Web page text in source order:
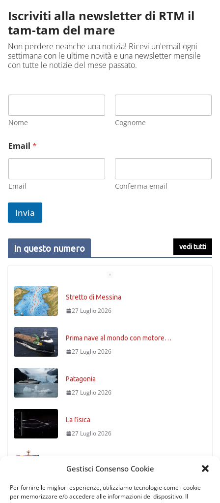
Gestisci Consenso Cookie
Per fornire le migliori esperienze, utilizziamo tecnologie come i cookie
per memorizzare e/o accedere alle informazioni del dispositivo. Il
Iscriviti alla newsletter di RTM il
tam-tam del mare
Non perdere neanche una notizia! Ricevi un'email ogni
settimana con le ultime novità e una newsletter mensile
con tutte le notizie del mese passato.
Nome Cognome
Email *
Email Conferma email
Invia
In questo numero vedi tutti
Stretto di Messina
27 Luglio 2026
Prima nave al mondo con motore…
27 Luglio 2026
Patagonia
27 Luglio 2026
La fisica
27 Luglio 2026
27 Luglio 2026